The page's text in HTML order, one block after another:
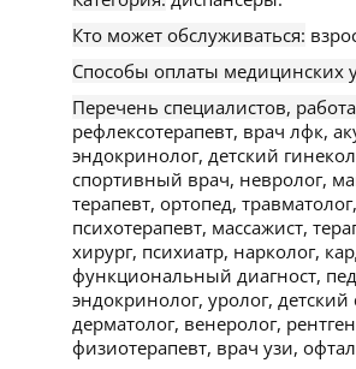
Кто может обслуживаться:
Способы оплаты медицинских
Перечень специалистов,
рефлексотерапевт, врач лфк,
эндокринолог, детский
спортивный врач, невролог,
терапевт, ортопед,
психотерапевт, массажист,
хирург, психиатр, нарколог,
функциональный диагност,
эндокринолог, уролог, детский
дерматолог, венеролог,
физиотерапевт, врач узи,